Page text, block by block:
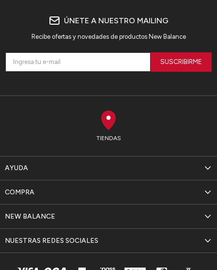
TIENDAS
AYUDA
NEW BALANCE
COMPRA
NUESTRAS REDES SOCIALES
ÚNETE A NUESTRO MAILING
Recibe ofertas y novedades de productos New Balance
SUSCRIBIRME